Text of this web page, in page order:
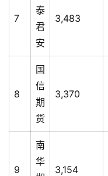
7
泰
君
安
3,483
8
国
信
期
货
3,370
9
南
华
3,154